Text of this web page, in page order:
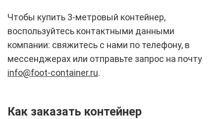
Чтобы купить 3-метровый контейнер,
воспользуйтесь контактными данными
компании: свяжитесь с нами по телефону, в
мессенджерах или отправьте запрос на почту
info@foot-container.ru.
Как заказать контейнер